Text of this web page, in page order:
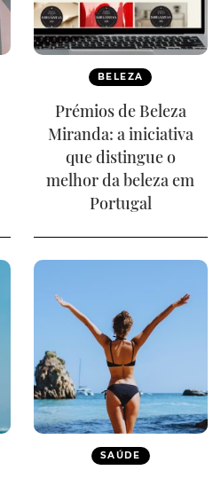
BELEZA
Prémios de Beleza
Miranda: a iniciativa
que distingue o
melhor da beleza em
Portugal
SAÚDE